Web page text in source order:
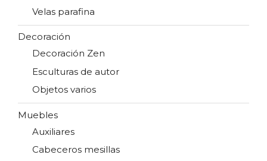
Velas parafina
Decoración
Decoración Zen
Esculturas de autor
Objetos varios
Muebles
Auxiliares
Cabeceros mesillas